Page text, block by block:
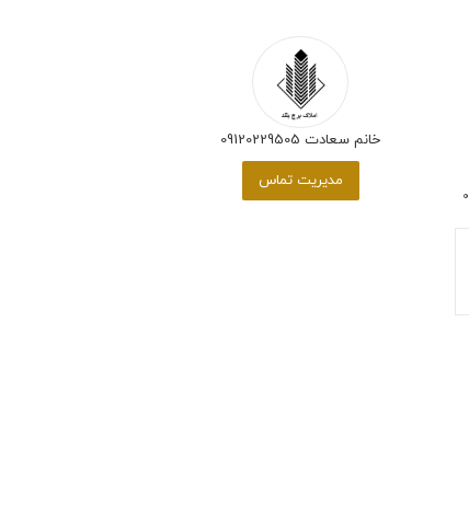
0
خانم سعادت 09120229505
مدیریت تماس